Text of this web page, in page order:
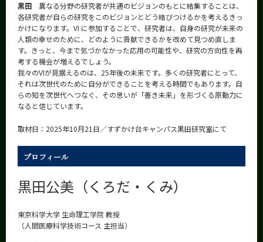
黒田 異なる分野の研究者が共通のビジョンのもとに結集することは、
各研究者が自らの研究をこのビジョンとどう結びつけるかを考えるきっ
かけになります。VI に参加することで、研究者は、自身の研究が未来の
人類の幸せのために、どのように貢献できるかを改めて見つめ直しま
す。きっと、今まで気づかなかった応用の可能性や、研究の方向性を再
考する機会が増えるでしょう。
我々のVIが見据えるのは、25年後の未来です。多くの研究者にとって、
それは次世代のために自分ができることを考える時間でもあります。自
らの知を次世代へつなぐ、その思いが「善き未来」を形づくる原動力に
なると信じています。
取材日：2025年10月21日／すずかけ台キャンパス黒田研究室にて
プロフィール
黒田公美（くろだ・くみ）
東京科学大学 生命理工学院 教授
（人間医療科学技術コース 主担当）